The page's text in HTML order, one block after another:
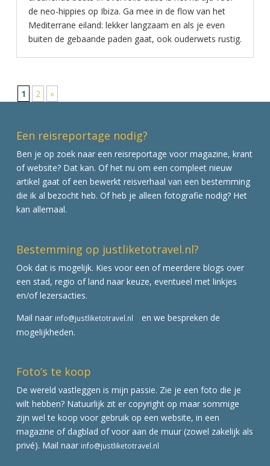
de neo-hippies op Ibiza. Ga mee in de flow van het
Mediterrane eiland: lekker langzaam en als je even
buiten de gebaande paden gaat, ook ouderwets rustig.
1 2 »
Een reisreportage nodig?
Ben je op zoek naar een reisreportage voor magazine, krant
of website? Dat kan. Of het nu om een compleet nieuw
artikel gaat of een bewerkt reisverhaal van een bestemming
die ik al bezocht heb. Of heb je alleen fotografie nodig? Het
kan allemaal.
Bestemming op justliketotravel.nl?
Ook dat is mogelijk. Kies voor een of meerdere blogs over
een stad, regio of land naar keuze, eventueel met linkjes
en/of lezersacties.
Mail naar info@justliketotravel.nl
en we bespreken de
mogelijkheden.
Foto’s te koop
De wereld vastleggen is mijn passie. Zie je een foto die je
wilt hebben? Natuurlijk zit er copyright op maar sommige
zijn wel te koop voor gebruik op een website, in een
magazine of dagblad of voor aan de muur (zowel zakelijk als
privé). Mail naar info@justliketotravel.nl